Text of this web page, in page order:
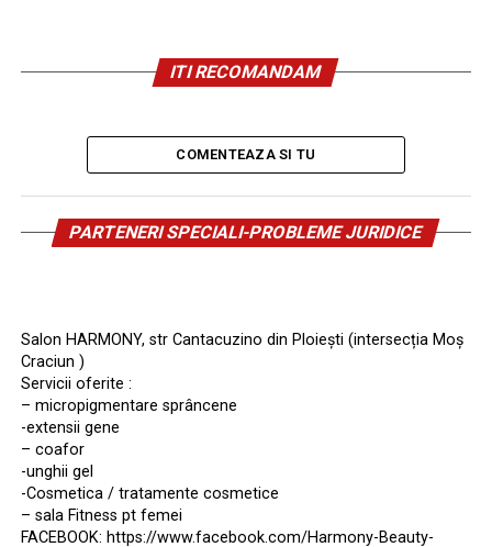
ITI RECOMANDAM
COMENTEAZA SI TU
PARTENERI SPECIALI-PROBLEME JURIDICE
Salon HARMONY, str Cantacuzino din Ploiești (intersecția Moș
Craciun )
Servicii oferite :
– micropigmentare sprâncene
-extensii gene
– coafor
-unghii gel
-Cosmetica / tratamente cosmetice
– sala Fitness pt femei
FACEBOOK: https://www.facebook.com/Harmony-Beauty-